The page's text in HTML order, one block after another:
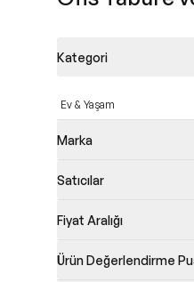
Kategori
Ev & Yaşam
Marka
Satıcılar
Fiyat Aralığı
Ürün Değerlendirme